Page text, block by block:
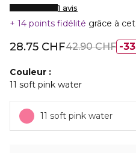
1 avis
14 points fidélité grâce à
28.75 CHF42.90 CHF
Couleur
11 soft pink water
11 soft pink water